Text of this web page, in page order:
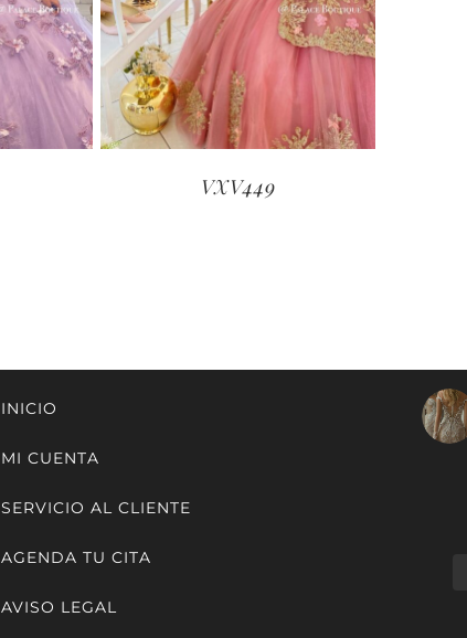
VXV449
INICIO
MI CUENTA
SERVICIO AL CLIENTE
AGENDA TU CITA
AVISO LEGAL